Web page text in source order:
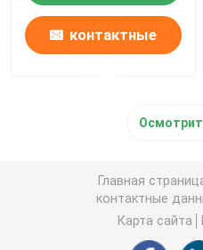
контактные
Главная
контактные
Карта сайта